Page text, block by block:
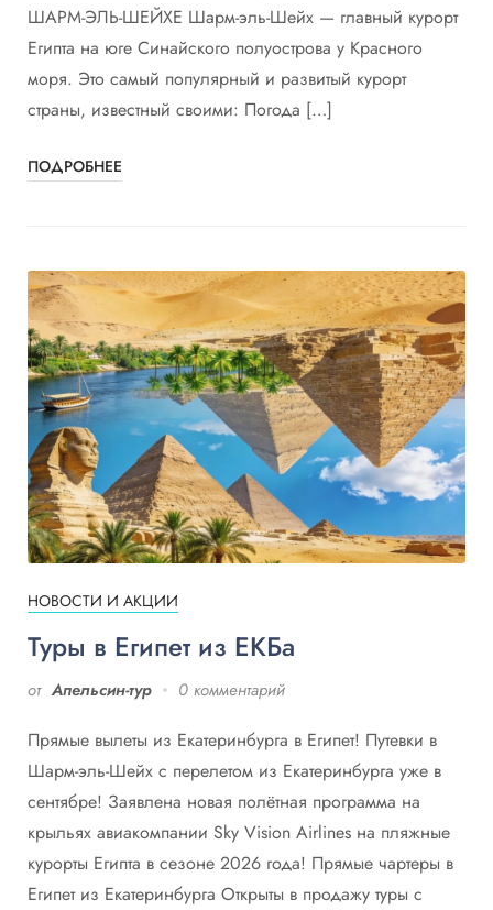
ШАРМ-ЭЛЬ-ШЕЙХЕ Шарм-эль-Шейх — главный курорт
Египта на юге Синайского полуострова у Красного
моря. Это самый популярный и развитый курорт
страны, известный своими: Погода […]
ПОДРОБНЕЕ
НОВОСТИ И АКЦИИ
Туры в Египет из ЕКБа
от Апельсин-тур 0 комментарий
Прямые вылеты из Екатеринбурга в Египет! Путевки в
Шарм-эль-Шейх с перелетом из Екатеринбурга уже в
сентябре! Заявлена новая полётная программа на
крыльях авиакомпании Sky Vision Airlines на пляжные
курорты Египта в сезоне 2026 года! Прямые чартеры в
Египет из Екатеринбурга Открыты в продажу туры с